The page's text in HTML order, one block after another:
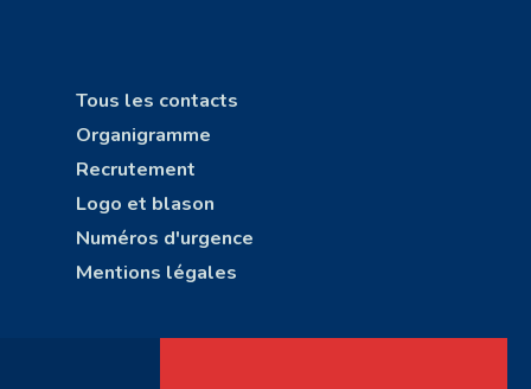
Tous les contacts
Organigramme
Recrutement
Logo et blason
Numéros d'urgence
Mentions légales